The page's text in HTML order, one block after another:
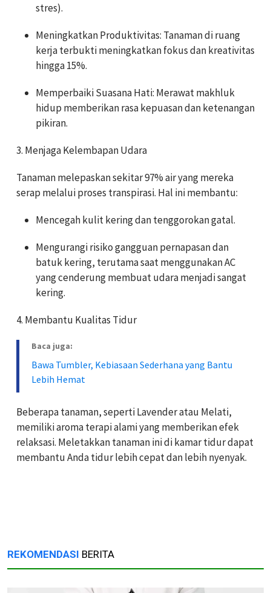
stres).
Meningkatkan Produktivitas: Tanaman di ruang
kerja terbukti meningkatkan fokus dan kreativitas
hingga15%.
Memperbaiki Suasana Hati: Merawat makhluk
hidup memberikan rasa kepuasan dan ketenangan
pikiran.
3. Menjaga Kelembapan Udara
Tanaman melepaskan sekitar 97% air yang mereka
serap melalui proses transpirasi. Hal ini membantu:
Mencegah kulit kering dan tenggorokan gatal.
Mengurangi risiko gangguan pernapasan dan
batuk kering, terutama saat menggunakan AC
yang cenderung membuat udara menjadi sangat
kering.
4. Membantu Kualitas Tidur
Baca juga:
Bawa Tumbler, Kebiasaan Sederhana yang Bantu
Lebih Hemat
Beberapa tanaman, sepertiLavenderatau Melati,
memiliki aroma terapi alami yang memberikan efek
relaksasi. Meletakkan tanaman ini di kamar tidur dapat
membantu Anda tidur lebih cepat dan lebih nyenyak.
REKOMENDASI BERITA